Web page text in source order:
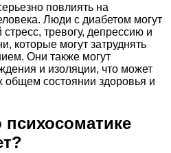
повлиять на
Люди с диабетом могут
тревогу, депрессию и
которые могут затруднять
Они также могут
и изоляции, что может
общем состоянии здоровья и
психосоматике